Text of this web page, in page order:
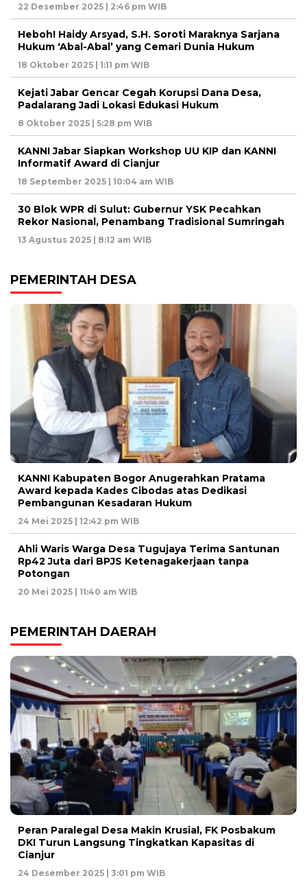
22 Desember 2025 | 2:46 pm WIB
Heboh! Haidy Arsyad, S.H. Soroti Maraknya Sarjana
Hukum ‘Abal-Abal’ yang Cemari Dunia Hukum
18 Oktober 2025 | 1:11 pm WIB
Kejati Jabar Gencar Cegah Korupsi Dana Desa,
Padalarang Jadi Lokasi Edukasi Hukum
8 Oktober 2025 | 5:28 pm WIB
KANNI Jabar Siapkan Workshop UU KIP dan KANNI
Informatif Award di Cianjur
18 September 2025 | 10:04 am WIB
30 Blok WPR di Sulut: Gubernur YSK Pecahkan
Rekor Nasional, Penambang Tradisional Sumringah
13 Agustus 2025 | 8:12 am WIB
PEMERINTAH DESA
KANNI Kabupaten Bogor Anugerahkan Pratama
Award kepada Kades Cibodas atas Dedikasi
Pembangunan Kesadaran Hukum
24 Mei 2025 | 12:42 pm WIB
Ahli Waris Warga Desa Tugujaya Terima Santunan
Rp42 Juta dari BPJS Ketenagakerjaan tanpa
Potongan
20 Mei 2025 | 11:40 am WIB
PEMERINTAH DAERAH
Peran Paralegal Desa Makin Krusial, FK Posbakum
DKI Turun Langsung Tingkatkan Kapasitas di
Cianjur
24 Desember 2025 | 3:01 pm WIB